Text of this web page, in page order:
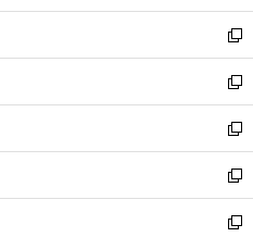
開
く
新
し
い
ウ
ィ
ン
ド
ウ
で
新
し
い
ウ
ィ
ン
ド
新
し
い
ウ
ィ
新
し
い
新